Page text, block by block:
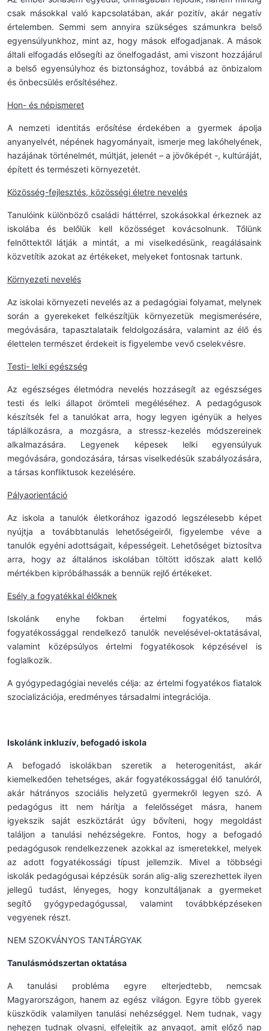
csak másokkal való kapcsolatában, akár pozitív, akár negatív
értelemben. Semmi sem annyira szükséges számunkra belső
egyensúlyunkhoz, mint az, hogy mások elfogadjanak. A mások
általi elfogadás elősegíti az önelfogadást, ami viszont hozzájárul
a belső egyensúlyhoz és biztonsághoz, továbbá az önbizalom
és önbecsülés erősítéséhez.
Hon- és népismeret
A nemzeti identitás erősítése érdekében a gyermek ápolja
anyanyelvét, népének hagyományait, ismerje meg lakóhelyének,
hazájának történelmét, múltját, jelenét – a jövőképét -, kultúráját,
épített és természeti környezetét.
Közösség-fejlesztés, közösségi életre nevelés
Tanulóink különböző családi háttérrel, szokásokkal érkeznek az
iskolába és belőlük kell közösséget kovácsolnunk. Tőlünk
felnőttektől látják a mintát, a mi viselkedésünk, reagálásaink
közvetítik azokat az értékeket, melyeket fontosnak tartunk.
Környezeti nevelés
Az iskolai környezeti nevelés az a pedagógiai folyamat, melynek
során a gyerekeket felkészítjük környezetük megismerésére,
megóvására, tapasztalataik feldolgozására, valamint az élő és
élettelen természet érdekeit is figyelembe vevő cselekvésre.
Testi- lelki egészség
Az egészséges életmódra nevelés hozzásegít az egészséges
testi és lelki állapot örömteli megéléséhez. A pedagógusok
készítsék fel a tanulókat arra, hogy legyen igényük a helyes
táplálkozásra, a mozgásra, a stressz-kezelés módszereinek
alkalmazására. Legyenek képesek lelki egyensúlyuk
megóvására, gondozására, társas viselkedésük szabályozására,
a társas konfliktusok kezelésére.
Pályaorientáció
Az iskola a tanulók életkorához igazodó legszélesebb képet
nyújtja a továbbtanulás lehetőségeiről, figyelembe véve a
tanulók egyéni adottságait, képességeit. Lehetőséget biztosítva
arra, hogy az általános iskolában töltött időszak alatt kellő
mértékben kipróbálhassák a bennük rejlő értékeket.
Esély a fogyatékkal élőknek
Iskolánk enyhe fokban értelmi fogyatékos, más
fogyatékossággal rendelkező tanulók nevelésével-oktatásával,
valamint középsúlyos értelmi fogyatékosok képzésével is
foglalkozik.
A gyógypedagógiai nevelés célja: az értelmi fogyatékos fiatalok
szocializációja, eredményes társadalmi integrációja.
Iskolánk inkluzív, befogadó iskola
A befogadó iskolákban szeretik a heterogenitást, akár
kiemelkedően tehetséges, akár fogyatékossággal élő tanulóról,
akár hátrányos szociális helyzetű gyermekről legyen szó. A
pedagógus itt nem hárítja a felelősséget másra, hanem
igyekszik saját eszköztárát úgy bővíteni, hogy megoldást
találjon a tanulási nehézségekre. Fontos, hogy a befogadó
pedagógusok rendelkezzenek azokkal az ismeretekkel, melyek
az adott fogyatékossági típust jellemzik. Mivel a többségi
iskolák pedagógusai képzésük során alig-alig szerezhettek ilyen
jellegű tudást, lényeges, hogy konzultáljanak a gyermeket
segítő gyógypedagógussal, valamint továbbképzéseken
vegyenek részt.
NEM SZOKVÁNYOS TANTÁRGYAK
Tanulásmódszertan oktatása
A tanulási probléma egyre elterjedtebb, nemcsak
Magyarországon, hanem az egész világon. Egyre több gyerek
küszködik valamilyen tanulási nehézséggel. Nem tudnak, vagy
nehezen tudnak olvasni, elfelejtik az anyagot, amit előző nap